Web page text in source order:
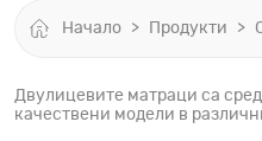
Начало Продукти
Двулицевите матраци са
качествени модели в